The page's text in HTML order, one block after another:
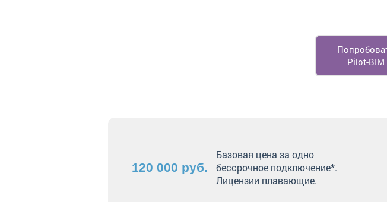
Pilot-BIM
120 000 руб.
Базовая цена за одно
бессрочное подключение*.
Лицензии плавающие.